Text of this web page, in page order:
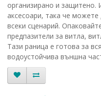
организирано и
аксесоари, така че
всеки сценарий.
предпазители за витла,
Тази раница е готова за
водоустойчива външна